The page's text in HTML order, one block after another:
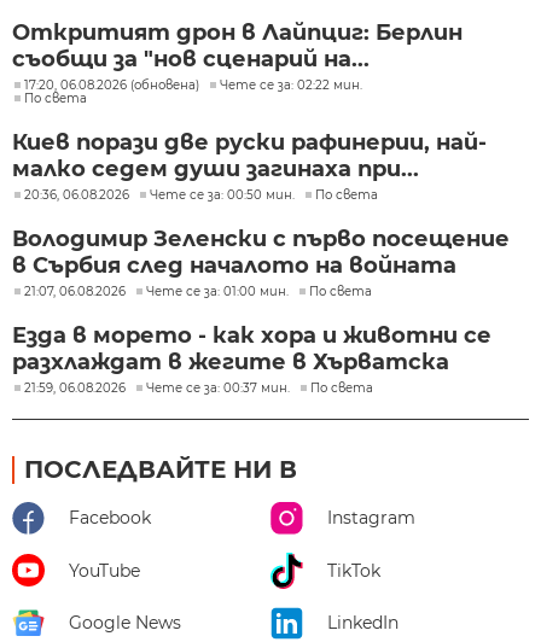
Откритият дрон в Лайпциг: Берлин
съобщи за "нов сценарий на...
17:20, 06.08.2026 (обновена)
Чете се за: 02:22 мин.
По света
Киев порази две руски рафинерии, най-
малко седем души загинаха при...
20:36, 06.08.2026 Чете се за: 00:50 мин. По света
Володимир Зеленски с първо посещение
в Сърбия след началото на войната
21:07, 06.08.2026 Чете се за: 01:00 мин. По света
Езда в морето - как хора и животни се
разхлаждат в жегите в Хърватска
21:59, 06.08.2026 Чете се за: 00:37 мин. По света
ПОСЛЕДВАЙТЕ НИ В
Facebook Instagram
YouTube TikTok
Google News LinkedIn